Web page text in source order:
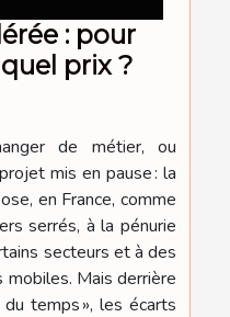
: pour
prix ?
de métier, ou
mis en pause : la
en France, comme
serrés, à la pénurie
secteurs et à des
Mais derrière
temps », les écarts